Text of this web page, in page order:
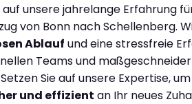
auf unsere jahrelange Erfahrung
von Bonn nach Schellenberg.
Ablauf und eine stressfreie
Teams und
Sie auf unsere Expertise,
und effizient an Ihr neues